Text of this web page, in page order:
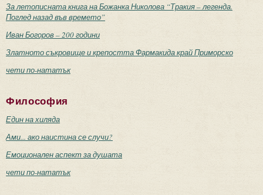
За летописната книга на Божанка Николова “Тракия – легенда.
Поглед назад във времето”
Иван Богоров – 200 години
Златното съкровище и крепостта Фармакида край Приморско
чети по-нататък
Философия
Един на хиляда
Ами... ако наистина се случи?
Емоционален аспект за душата
чети по-нататък